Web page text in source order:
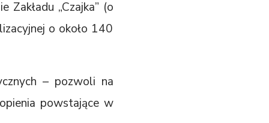
„Czajka” (o
o około 140
– pozwoli na
powstające w